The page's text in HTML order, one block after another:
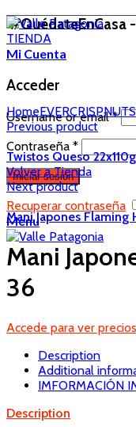
#QuédateEnCasa
TIENDA
Mi Cuenta
Acceder
Username or email*
Contraseña *
Iniciar sesión
Recuperar contraseña
Menu
HomeEVERCRISPNUTS
Previous product
Twistos Queso
Volver a Tienda
Next product
Mani Japones
Mani
36
Accede para ver precios
Description
Additional
IMFORMACIÓN
Description